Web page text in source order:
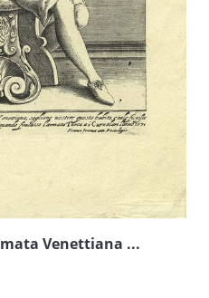
Venettiana ...